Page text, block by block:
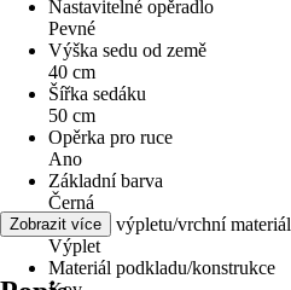
Nastavitelné opěradlo
Pevné
Výška sedu od země
40 cm
Šířka sedáku
50 cm
Opěrka pro ruce
Ano
Základní barva
Černá
Materiál výpletu/vrchní materiál
Výplet
Materiál podkladu/konstrukce
Zobrazit více